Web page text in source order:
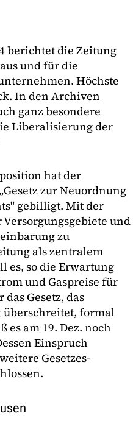
berichtet die Zeitung
und für die
Höchste
In den Archiven
ganz besondere
Liberalisierung der
hat der
zur Neuordnung
gebilligt. Mit der
und
zu
als zentralem
es, so die Erwartung
und Gaspreise für
Gesetz, das
überschreitet, formal
am 19. Dez. noch
Einspruch
Gesetzes-